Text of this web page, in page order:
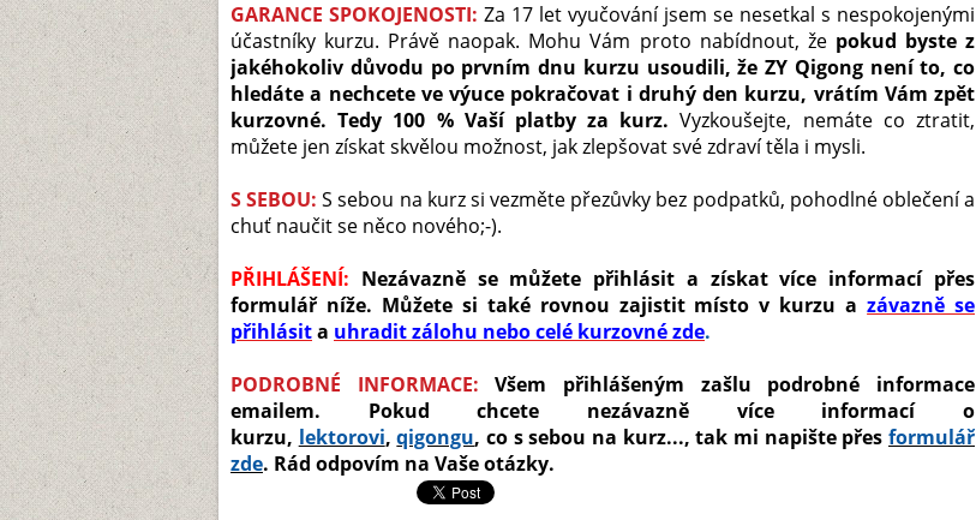
GARANCE SPOKOJENOSTI: Za 17 let vyučování jsem se nesetkal s nespokojenými
účastníky kurzu. Právě naopak. Mohu Vám proto nabídnout, že pokud byste z
jakéhokoliv důvodu po prvním dnu kurzu usoudili, že ZY Qigong není to, co
hledáte a nechcete ve výuce pokračovat i druhý den kurzu, vrátím Vám zpět
kurzovné. Tedy 100 % Vaší platby za kurz.Vyzkoušejte, nemáte co ztratit,
můžete jen získat skvělou možnost, jak zlepšovat své zdraví těla i mysli.
S SEBOU: S sebou na kurz si vezměte přezůvky bez podpatků, pohodlné oblečení a
chuť naučit se něco nového;-).
PŘIHLÁŠENÍ: Nezávazně se můžete přihlásit a získat více informací přes
formulář níže. Můžete si také rovnou zajistit místo v kurzu azávazně se
přihlásita uhradit zálohu nebo celé kurzovnézde.
PODROBNÉ INFORMACE:
Všem přihlášeným zašlu podrobné informace
emailem. Pokud chcete nezávazně více informací o
kurzu, lektorovi,qigongu, co s sebou na kurz..., tak mi napište přesformulář
zde. Rád odpovím na Vaše otázky.